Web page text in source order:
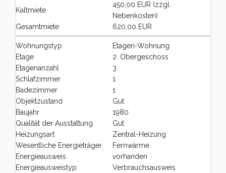
Kaltmiete
450,00 EUR (zzgl.
Nebenkosten)
Gesamtmiete
620,00 EUR
Wohnungstyp
Etagen-Wohnung
Etage
2. Obergeschoss
Etagenanzahl
3
Schlafzimmer
1
Badezimmer
1
Objektzustand
Gut
Baujahr
1980
Qualität der Ausstattung
Gut
Heizungsart
Zentral-Heizung
Wesentliche Energieträger
Fernwärme
Energieausweis
vorhanden
Energieausweistyp
Verbrauchsausweis